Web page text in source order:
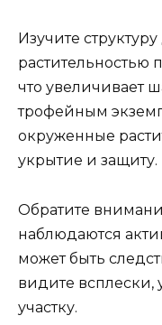
Изучите
растительностью
что увеличивает
трофейным
окруженные
укрытие и защиту.
Обратите
наблюдаются
может быть
видите всплески,
участку.